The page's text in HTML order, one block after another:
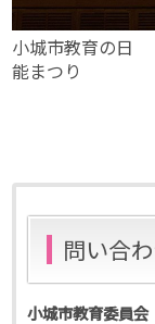
小城市
能まつり
問い合
小城市教育委員